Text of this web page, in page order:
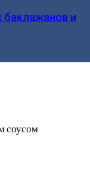
баклажанов и
соусом